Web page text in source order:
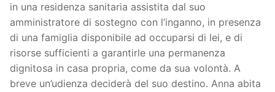
in una residenza sanitaria assistita dal suo
amministratore di sostegno con l’inganno, in presenza
di una famiglia disponibile ad occuparsi di lei, e di
risorse sufficienti a garantirle una permanenza
dignitosa in casa propria, come da sua volontà. A
breve un’udienza deciderà del suo destino. Anna abita